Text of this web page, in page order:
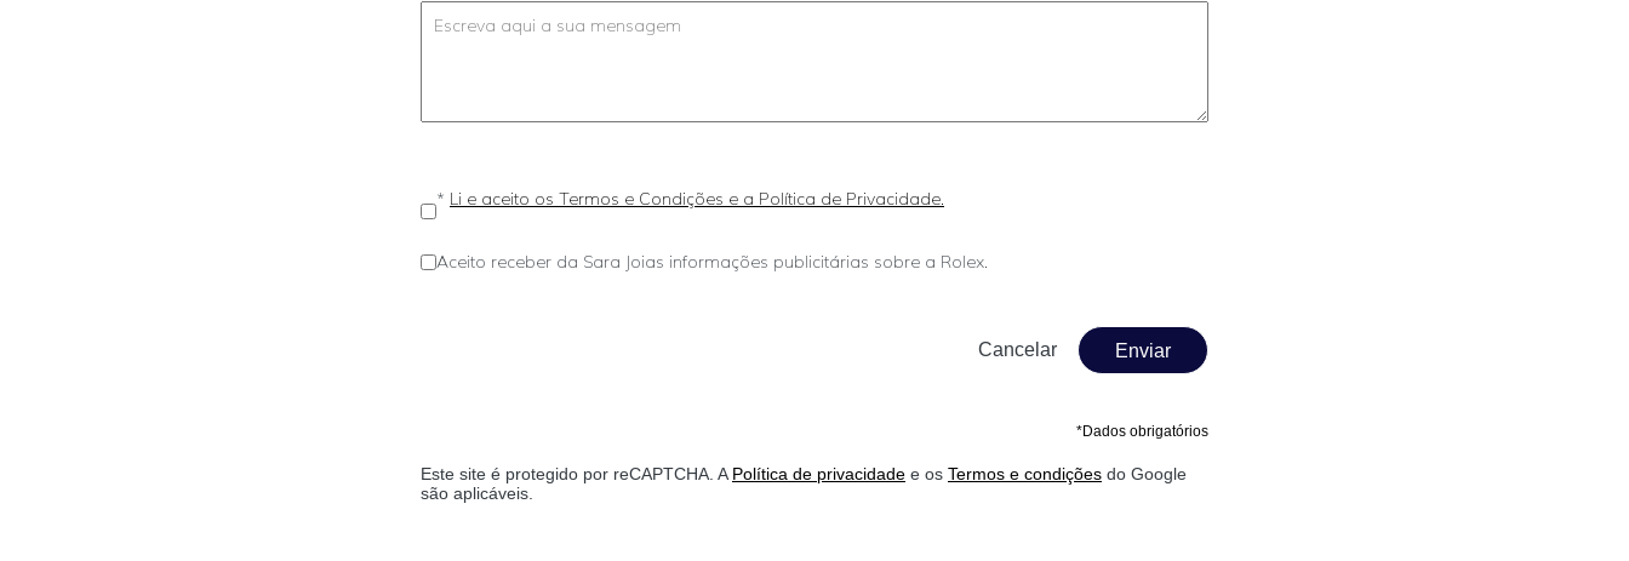
* Li e aceito os Termos e Condições e a Política de Privacidade.
Aceito receber da Sara Joias informações publicitárias sobre a Rolex.
Enviar
*Dados obrigatórios
Este site é protegido por reCAPTCHA. A Política de privacidade e os Termos e condições do Google
são aplicáveis.